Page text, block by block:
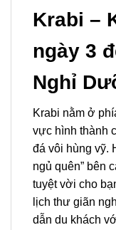
Krabi –
ngày 3
Nghỉ
Krabi nằm ở
vực hình thành
đá vôi hùng vỹ.
ngủ quên” bên
tuyệt vời cho
lịch thư giãn
dẫn du khách